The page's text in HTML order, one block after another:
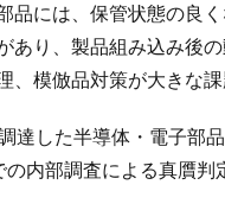
品には、保管状態の良
あり、製品組み込み後
模倣品対策が大きな課
達した半導体・電子部品
内部調査による真贋判